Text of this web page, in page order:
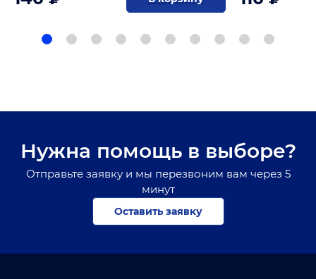
Нужна помощь в выборе?
Отправьте заявку и мы перезвоним вам через 5
минут
Оставить заявку